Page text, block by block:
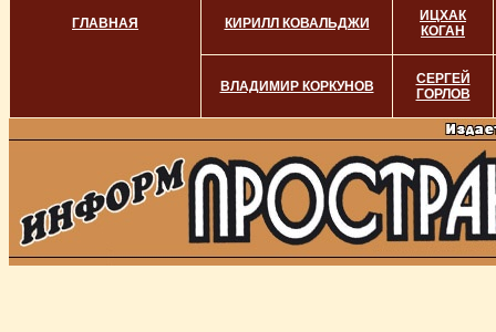
ГЛАВНАЯ КИРИЛЛ КОВАЛЬДЖИ
ИЦХАК
КОГАН
ВЛАДИМИР КОРКУНОВ
СЕРГЕЙ
ГОРЛОВ